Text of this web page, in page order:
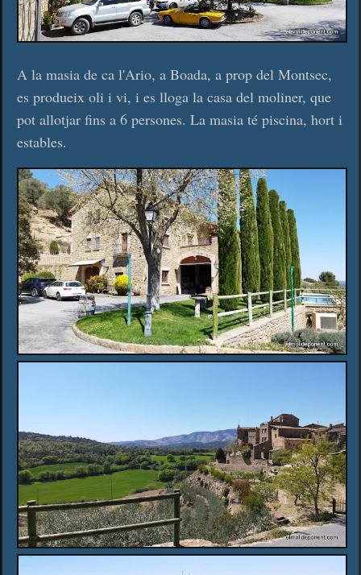
A la masia de ca l'Ario, a Boada, a prop del Montsec,
es produeix oli i vi, i es lloga la casa del moliner, que
pot allotjar fins a 6 persones. La masia té piscina, hort i
estables.